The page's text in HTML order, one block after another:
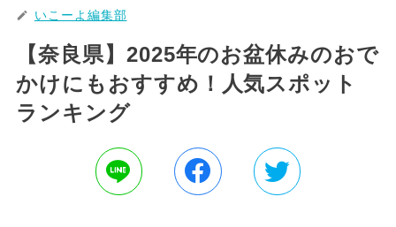
いこーよ編集部
【奈良県】2025年のお盆休みのおで
かけにもおすすめ！人気スポット
ランキング